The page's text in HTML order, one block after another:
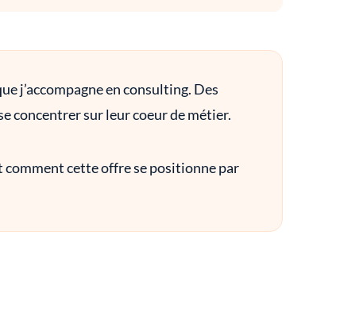
j’accompagne en consulting. Des
concentrer sur leur coeur de métier.
comment cette offre se positionne par